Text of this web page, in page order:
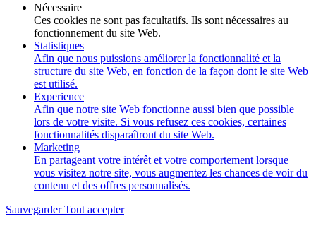
Nécessaire
Ces cookies ne sont pas facultatifs. Ils sont nécessaires au
fonctionnement du site Web.
Statistiques
Afin que nous puissions améliorer la fonctionnalité et la
structure du site Web, en fonction de la façon dont le site Web
est utilisé.
Experience
Afin que notre site Web fonctionne aussi bien que possible
lors de votre visite. Si vous refusez ces cookies, certaines
fonctionnalités disparaîtront du site Web.
Marketing
En partageant votre intérêt et votre comportement lorsque
vous visitez notre site, vous augmentez les chances de voir du
contenu et des offres personnalisés.
SauvegarderTout accepter